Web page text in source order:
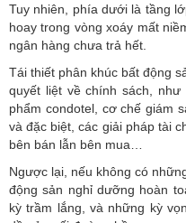
Tuy nhiên, phía dưới là tầng
hoay trong vòng xoáy mất
ngân hàng chưa trả hết.
Tái thiết phân khúc bất động
quyết liệt về chính sách,
phẩm condotel, cơ chế giám
và đặc biệt, các giải pháp tài
bên bán lẫn bên mua…
Ngược lại, nếu không có
động sản nghỉ dưỡng hoàn
kỳ trầm lắng, và những kỳ